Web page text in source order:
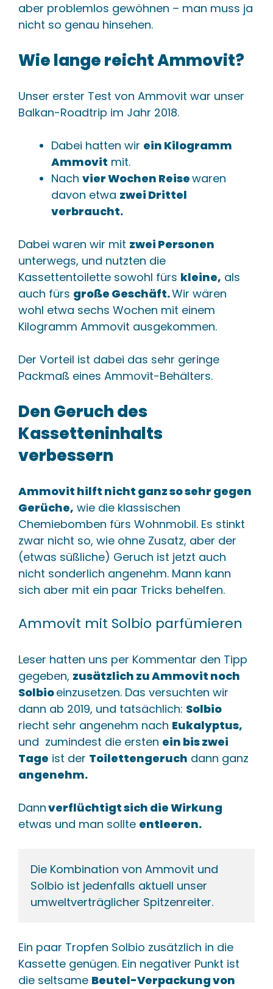
aber problemlos gewöhnen – man muss ja
nicht so genau hinsehen.
Wie lange reicht Ammovit?
Unser erster Test von Ammovit war unser
Balkan-Roadtrip im Jahr 2018.
Dabei hatten wir ein Kilogramm
Ammovit mit.
Nach vier Wochen Reisewaren
davon etwa zwei Drittel
verbraucht.
Dabei waren wir mit zwei Personen
unterwegs, und nutzten die
Kassettentoilette sowohl fürs kleine, als
auch fürs große Geschäft.Wir wären
wohl etwa sechs Wochen mit einem
Kilogramm Ammovit ausgekommen.
Der Vorteil ist dabei das sehr geringe
Packmaß eines Ammovit-Behälters.
Den Geruch des
Kassetteninhalts
verbessern
Ammovit hilft nicht ganz so sehr gegen
Gerüche, wie die klassischen
Chemiebomben fürs Wohnmobil. Es stinkt
zwar nicht so, wie ohne Zusatz, aber der
(etwas süßliche) Geruch ist jetzt auch
nicht sonderlich angenehm. Mann kann
sich aber mit ein paar Tricks behelfen.
Ammovit mit Solbio parfümieren
Leser hatten uns per Kommentar den Tipp
gegeben, zusätzlich zu Ammovit noch
Solbioeinzusetzen. Das versuchten wir
dann ab 2019, und tatsächlich: Solbio
riecht sehr angenehm nach Eukalyptus,
und zumindest die ersten ein bis zwei
Tage ist der Toilettengeruch dann ganz
angenehm.
Dannverflüchtigt sich die Wirkung
etwas und man sollte entleeren.
Die Kombination von Ammovit und
Solbio ist jedenfalls aktuell unser
umweltverträglicher Spitzenreiter.
Ein paar Tropfen Solbio zusätzlich in die
Kassette genügen. Ein negativer Punkt ist
die seltsame Beutel-Verpackung von